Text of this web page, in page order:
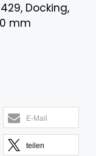
Docking,
mm
E-Mail
teilen